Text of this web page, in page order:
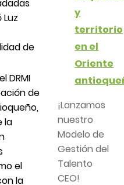
de
DRMI
de
la
el
la
y
territorio
en el
Oriente
¡Lanzamos
nuestro
Modelo de
Gestión del
Talento
CEO!